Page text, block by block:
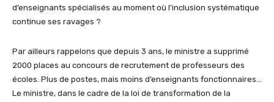
d’enseignants spécialisés au moment où l’inclusion systématique
continue ses ravages ?
Par ailleurs rappelons que depuis 3 ans, le ministre a supprimé
2000 places au concours de recrutement de professeurs des
écoles. Plus de postes, mais moins d’enseignants fonctionnaires…
Le ministre, dans le cadre de la loi de transformation de la